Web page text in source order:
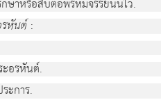
าหรือสืบต่อพรหมจรรย์นั้นไว้.
หันต์:
อรหันต์.
ะการ.